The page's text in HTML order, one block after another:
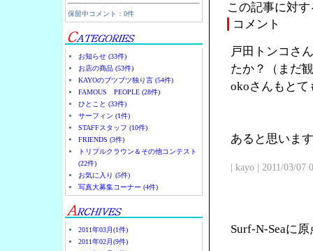
保留中コメント：0件
お知らせ (33件)
お店の商品 (53件)
KAYOのブツブツ独り言 (54件)
FAMOUS PEOPLE (28件)
ひとこと (33件)
サーフィン (1件)
STAFFスタッフ (10件)
FRIENDS (3件)
トリプルクラウン＆その他コンテスト
(22件)
お気に入り (5件)
写真大募集コーナー (4件)
2011年03月(1件)
2011年02月(9件)
この記事に対
コメント
戸田トンコさ
たか？（まだ
okoさんもとて
あると思いま
| kayo | 2011/03/07
Surf-N-Seaに